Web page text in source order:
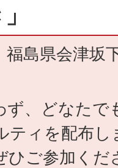
福島県会津坂
ず、どなたで
ティを配布
ひご参加くだ